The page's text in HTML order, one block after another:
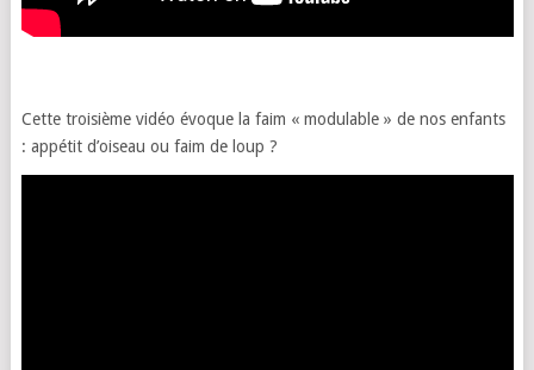
Cette troisième vidéo évoque la faim « modulable » de nos enfants
: appétit d’oiseau ou faim de loup ?